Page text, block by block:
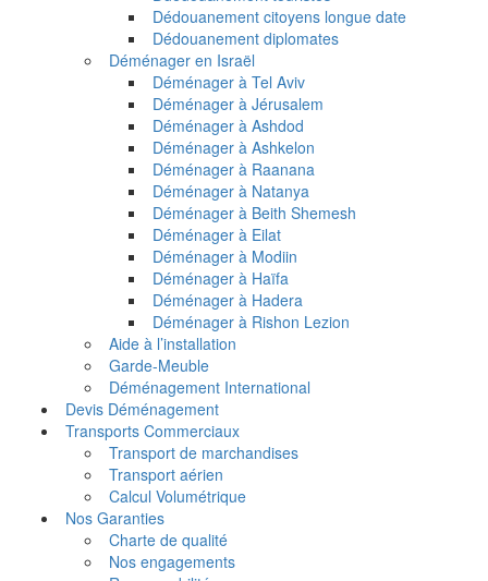
Dédouanement citoyens longue date
Dédouanement diplomates
Déménager en Israël
Déménager à Tel Aviv
Déménager à Jérusalem
Déménager à Ashdod
Déménager à Ashkelon
Déménager à Raanana
Déménager à Natanya
Déménager à Beith Shemesh
Déménager à Eilat
Déménager à Modiin
Déménager à Haïfa
Déménager à Hadera
Déménager à Rishon Lezion
Aide à l’installation
Garde-Meuble
Déménagement International
Devis Déménagement
Transports Commerciaux
Transport de marchandises
Transport aérien
Calcul Volumétrique
Nos Garanties
Charte de qualité
Nos engagements